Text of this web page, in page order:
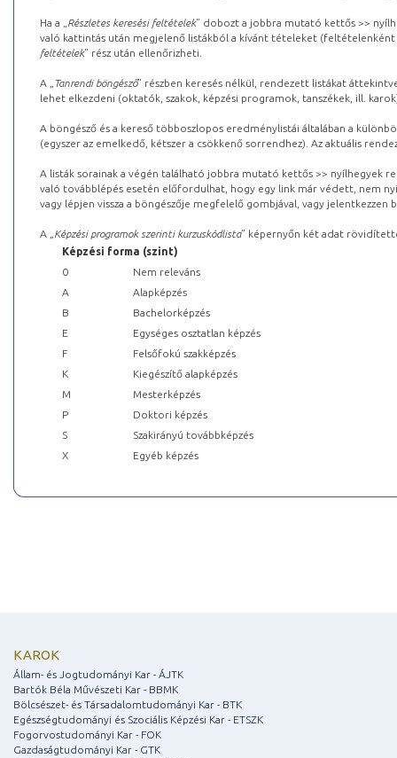
Ha a „ Részletes keresési feltételek” dobozt a jobbra mutató kettős >>
való kattintás után megjelenő listákból a kívánt tételeket (feltételenként
feltételek” rész után ellenőrizheti.
A „ Tanrendi böngésző” részben keresés nélkül, rendezett listákat
lehet elkezdeni (oktatók, szakok, képzési programok, tanszékek, ill.
A böngésző és a kereső többoszlopos eredménylistái általában a
(egyszer az emelkedő, kétszer a csökkenő sorrendhez). Az aktuális
A listák sorainak a végén található jobbra mutató kettős >> nyílhegyek
való továbblépés esetén előfordulhat, hogy egy link már védett, nem
vagy lépjen vissza a böngészője megfelelő gombjával, vagy
A „ Képzési programok szerinti kurzuskódlista” képernyőn két adat
Képzési forma (szint)
0
Nem releváns
A
Alapképzés
B
Bachelorképzés
E
Egységes osztatlan képzés
F
Felsőfokú szakképzés
K
Kiegészítő alapképzés
M
Mesterképzés
P
Doktori képzés
S
Szakirányú továbbképzés
X
Egyéb képzés
KAROK
Állam- és Jogtudományi Kar - ÁJTK
Bartók Béla Művészeti Kar - BBMK
Bölcsészet- és Társadalomtudományi Kar - BTK
Egészségtudományi és Szociális Képzési Kar - ETSZK
Fogorvostudományi Kar - FOK
Gazdaságtudományi Kar - GTK